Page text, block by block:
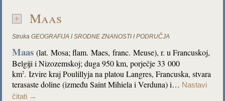
Maas
Struka GEOGRAFIJA I SRODNE ZNANOSTI I PODRUČJA
Maas(lat. Mosa; flam. Maes, franc. Meuse), r. u Francuskoj,
Belgiji i Nizozemskoj; duga 950 km, porječje 33 000
km2. Izvire kraj Poulillyja na platou Langres, Francuska, stvara
terasaste doline (između Saint Mihiela i Verduna) i… Nastavi
čitati →